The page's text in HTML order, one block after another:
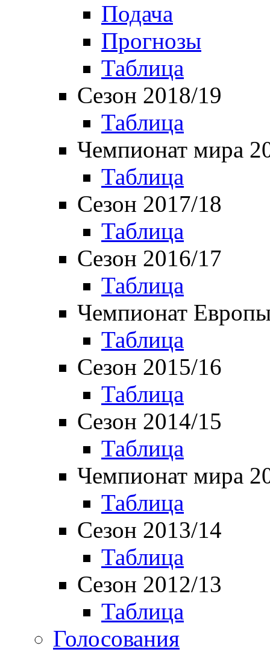
Подача
Прогнозы
Таблица
Сезон 2018/19
Таблица
Чемпионат мира
Таблица
Сезон 2017/18
Таблица
Сезон 2016/17
Таблица
Чемпионат
Таблица
Сезон 2015/16
Таблица
Сезон 2014/15
Таблица
Чемпионат мира
Таблица
Сезон 2013/14
Таблица
Сезон 2012/13
Таблица
Голосования